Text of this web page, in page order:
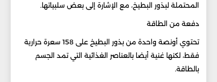
المحتملة لبذور البطيخ، مع الإشارة إلى بعض سلبياتها.
دفعة من الطاقة
تحتوي أونصة واحدة من بذور البطيخ على 158 سعرة حرارية
فقط، لكنها غنية أيضا بالعناصر الغذائية التي تمد الجسم
بالطاقة.